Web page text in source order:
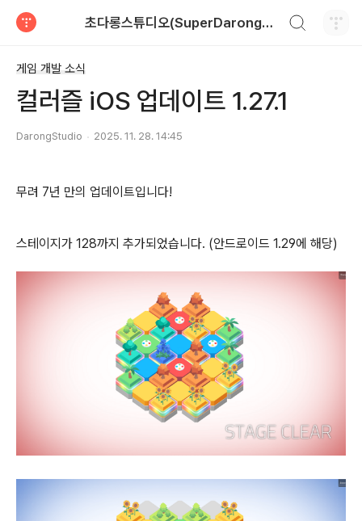
초다롱스튜디오(SuperDarongStudio)에 오신 것을 환영합니다.
게임 개발 소식
컬러즐 iOS 업데이트 1.27.1
DarongStudio 2025. 11. 28. 14:45
무려 7년 만의 업데이트입니다!
스테이지가 128까지 추가되었습니다. (안드로이드 1.29에 해당)